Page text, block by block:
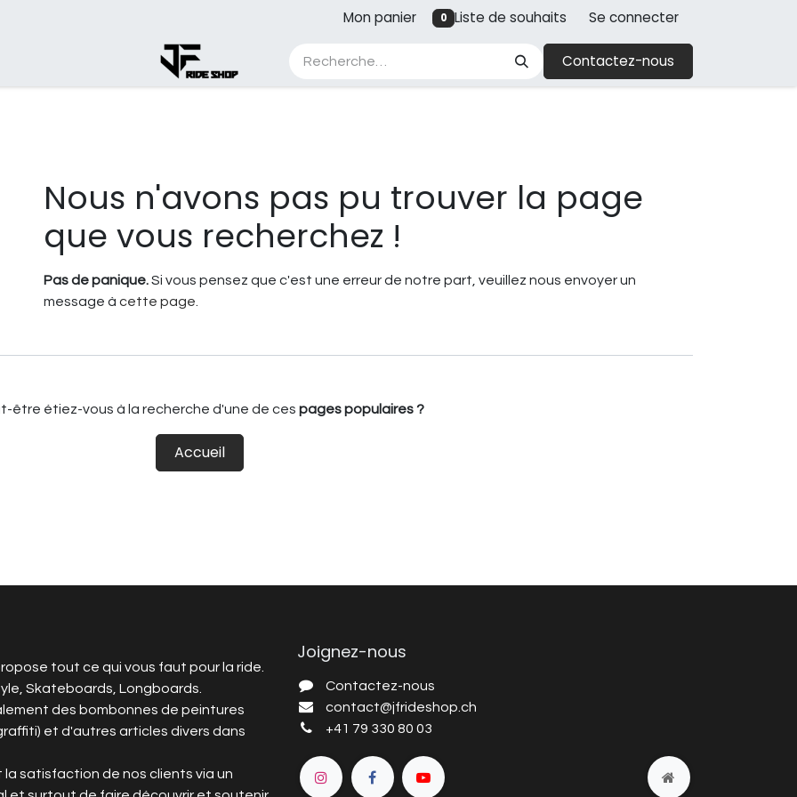
Mon panier 0 Liste de souhaits Se connecter
Cours Contest Contactez-nous
Erreur 404
Nous n'avons pas pu trouver la page
que vous recherchez !
Pas de panique.Si vous pensez que c'est une erreur de notre part, veuillez nous envoyer un
message à cette page
être étiez-vous à la recherche d'une de ces pages populaires ?
Accueil
tout ce qui vous faut pour la ride.
Skateboards, Longboards.
des bombonnes de peintures
et d'autres articles divers dans
satisfaction de nos clients via un
Joignez-nous
Contactez-nous
contact@jfrideshop.ch
+41 79 330 80 03